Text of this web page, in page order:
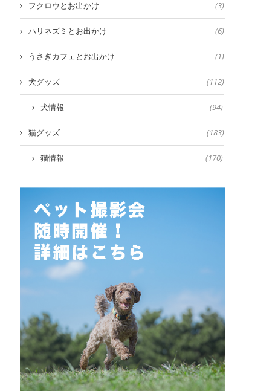
フクロウとお出かけ (3)
ハリネズミとお出かけ (6)
うさぎカフェとお出かけ (1)
犬グッズ (112)
犬情報 (94)
猫グッズ (183)
猫情報 (170)